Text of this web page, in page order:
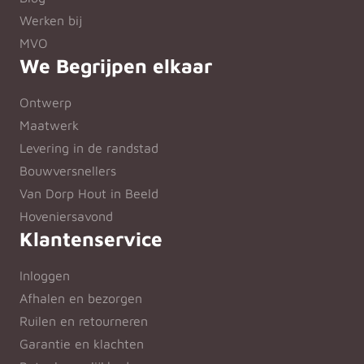
Werken bij
MVO
We Begrijpen elkaar
Ontwerp
Maatwerk
Levering in de randstad
Bouwversnellers
Van Dorp Hout in Beeld
Hoveniersavond
Klantenservice
Inloggen
Afhalen en bezorgen
Ruilen en retourneren
Garantie en klachten